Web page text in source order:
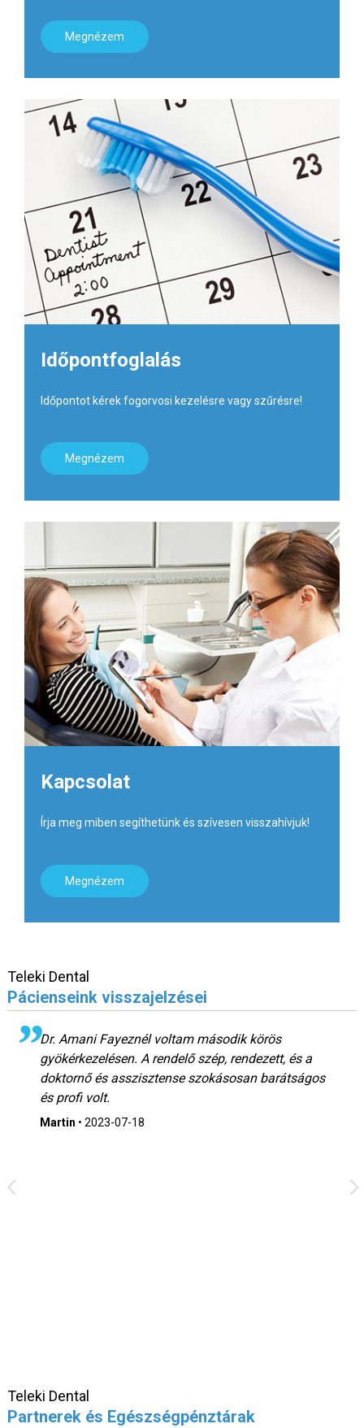
Megnézem
Időpontfoglalás
Időpontot kérek fogorvosi kezelésre vagy szűrésre!
Megnézem
Kapcsolat
Írja meg miben segíthetünk és szívesen visszahívjuk!
Megnézem
Teleki Dental
Pácienseink visszajelzései
Dr. Amani Fayeznél voltam második körös
gyökérkezelésen. A rendelő szép, rendezett, és a
doktornő és asszisztense szokásosan barátságos
és profi volt.
Martin • 2023-07-18
Teleki Dental
Partnerek és Egészségpénztárak